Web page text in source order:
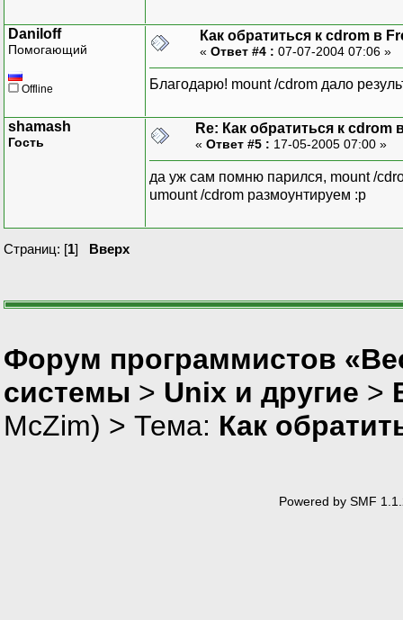
Daniloff
Помогающий
Offline
Как обратиться к cdrom в
« Ответ #4 : 07-07-2004 07:06 »
Благодарю! mount /cdrom дало
shamash
Гость
Re: Как обратиться к cdrom
« Ответ #5 : 17-05-2005 07:00 »
да уж сам помню парился, mount /
umount /cdrom размоунтируем :p
Страниц: [1] Вверх
Форум программистов
системы > Unix и другие >
McZim) > Тема: Как
Powered by SMF